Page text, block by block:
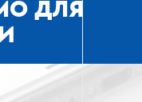
ДЛЯ